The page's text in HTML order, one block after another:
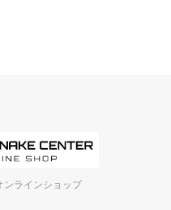
ンラインショップ